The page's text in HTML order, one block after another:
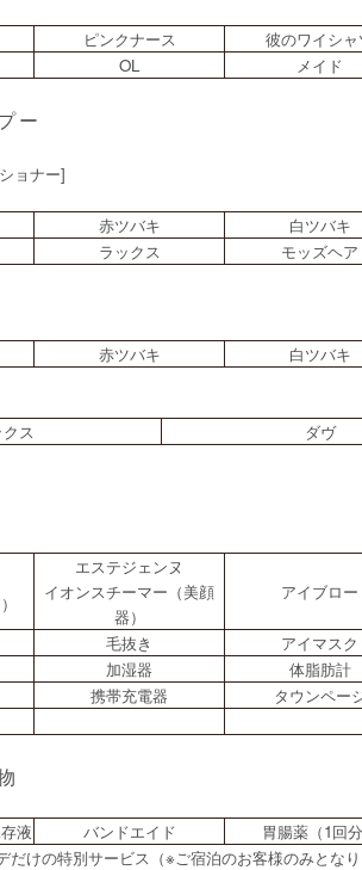
ピンクナース
彼のワイシ
OL メイド
ー
ョナー]
赤ツバキ
白ツバキ
ラックス モッズヘア
赤ツバキ 白ツバキ
ス
ダヴ
エステジェンヌ
イオンスチーマー（美顔
器）
アイブロー
毛抜き
アイマスク
加湿器
体脂肪計
携帯充電器
タウンペー
液 バンドエイド
胃腸薬（1回
けの特別サービス（※ご宿泊のお客様のみとな